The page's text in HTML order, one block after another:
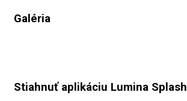
Galéria
Stiahnuť aplikáciu Lumina Splash